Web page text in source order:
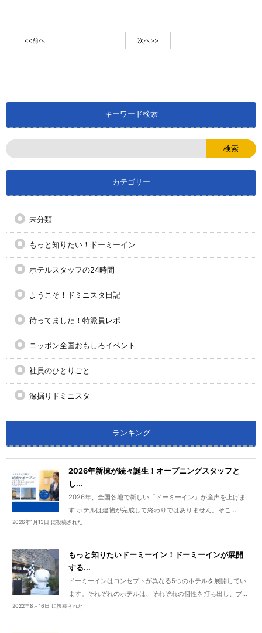
<<前へ 次へ>>
キーワード検索
カテゴリー
未分類
もっと知りたい！ドーミーイン
ホテルスタッフの24時間
ようこそ！ドミニスタ日記
待ってました！特派員レポ
ニッポン全国おもしろイベント
社員のひとりごと
深掘りドミニスタ
ランキング
2026年新棟が続々誕生！オープニングスタッフと
し...
2026年、全国各地で新しい「ドーミーイン」が産声を上げま
す ホテルは建物が完成して終わりではありません。そこ...
2026年1月13日 に投稿された
もっと知りたいドーミーイン！ドーミーインが展開
する...
ドーミーインはコンセプトが異なる5つのホテルを展開してい
ます。それぞれのホテルは、それぞれの個性を打ち出し、ブ...
2022年8月16日 に投稿された